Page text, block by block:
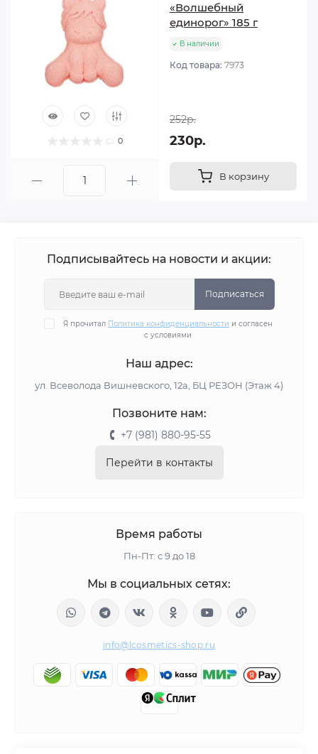
0
«Волшебный
единорог» 185 г
В наличии
Код товара: 7973
252р.
230р.
В корзину
Подписывайтесь на новости и акции:
Подписаться
Я прочитал Политика конфиденциальности и согласен
с условиями
Наш адрес:
ул. Всеволода Вишневского, 12а, БЦ РЕЗОН (Этаж 4)
Позвоните нам:
+7 (981) 880-95-55
Перейти в контакты
Время работы
Пн-Пт: с 9 до 18
Мы в социальных сетях:
info@lcosmetics-shop.ru